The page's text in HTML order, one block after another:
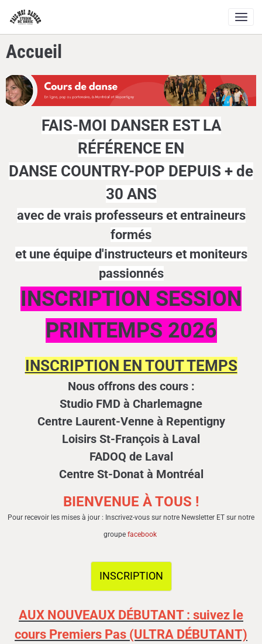
Accueil
FAIS-MOI DANSER EST LA
RÉFÉRENCE EN
DANSE COUNTRY-POP DEPUIS + de
30 ANS
avec de vrais professeurs et entraineurs
formés
et une équipe d'instructeurs et moniteurs
passionnés
INSCRIPTION SESSION
PRINTEMPS 2026
INSCRIPTION EN TOUT TEMPS
Nous offrons des cours :
Studio FMD à Charlemagne
Centre Laurent-Venne à Repentigny
Loisirs St-François à Laval
FADOQ de Laval
Centre St-Donat à Montréal
BIENVENUE À TOUS !
Pour recevoir les mises à jour : Inscrivez-vous sur notre Newsletter ET sur notre
groupe facebook
INSCRIPTION
AUX NOUVEAUX DÉBUTANT : suivez le
cours Premiers Pas (ULTRA DÉBUTANT)